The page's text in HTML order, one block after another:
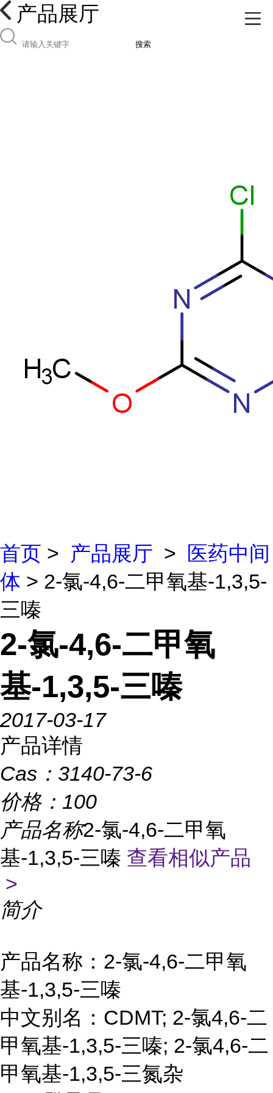
产品展厅
搜索
首页 > 产品展厅 >
医药中间
体 > 2-氯-4,6-二甲氧基-1,3,5-
三嗪
2-氯-4,6-二甲氧
基-1,3,5-三嗪
2017-03-17
产品详情
Cas： 3140-73-6
价格： 100
产品名称2-氯-4,6-二甲氧
基-1,3,5-三嗪 查看相似产品
>
简介
产品名称：2-氯-4,6-二甲氧
基-1,3,5-三嗪
中文别名：CDMT; 2-氯4,6-二
甲氧基-1,3,5-三嗪; 2-氯4,6-二
甲氧基-1,3,5-三氮杂